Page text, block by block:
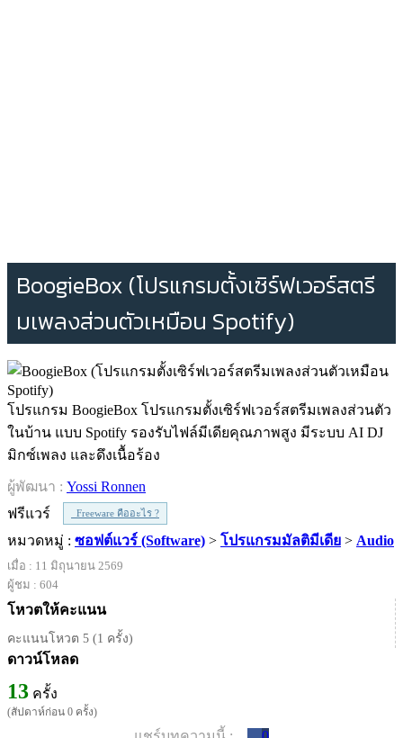
BoogieBox (โปรแกรมตั้งเซิร์ฟเวอร์สตรี
มเพลงส่วนตัวเหมือน Spotify)
โปรแกรม BoogieBox โปรแกรมตั้งเซิร์ฟเวอร์สตรีมเพลงส่วนตัว
ในบ้าน แบบ Spotify รองรับไฟล์มีเดียคุณภาพสูง มีระบบ AI DJ
มิกซ์เพลง และดึงเนื้อร้อง
ผู้พัฒนา : Yossi Ronnen
ฟรีแวร์
Freeware คืออะไร ?
หมวดหมู่ : ซอฟต์แวร์ (Software) > โปรแกรมมัลติมีเดีย > Audio
เมื่อ : 11 มิถุนายน 2569
ผู้ชม : 604
โหวตให้คะแนน
คะแนนโหวต 5 (1 ครั้ง)
ดาวน์โหลด
13 ครั้ง
(สัปดาห์ก่อน 0 ครั้ง)